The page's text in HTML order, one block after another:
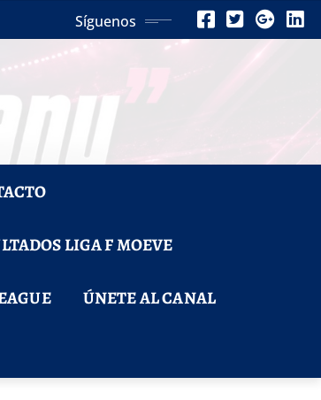
Síguenos
LIGA F MOEVE
ÚNETE AL CANAL